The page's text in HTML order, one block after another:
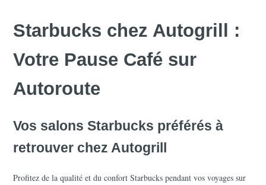
Starbucks chez Autogrill :
Votre Pause Café sur
Autoroute
Vos salons Starbucks préférés à
retrouver chez Autogrill
Profitez de la qualité et du confort Starbucks pendant vos voyages sur